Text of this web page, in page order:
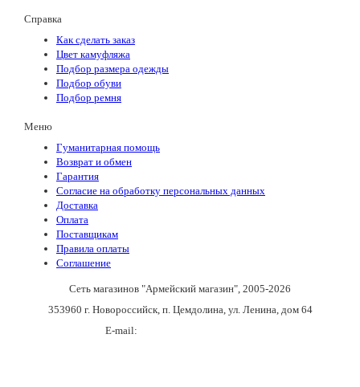
Справка
Как сделать заказ
Цвет камуфляжа
Подбор размера одежды
Подбор обуви
Подбор ремня
Меню
Гуманитарная помощь
Возврат и обмен
Гарантия
Согласие на обработку персональных данных
Доставка
Оплата
Поставщикам
Правила оплаты
Соглашение
Сеть магазинов "Армейский магазин" , 2005-2026
353960 г. Новороссийск, п. Цемдолина, ул. Ленина, дом 64
E-mail: